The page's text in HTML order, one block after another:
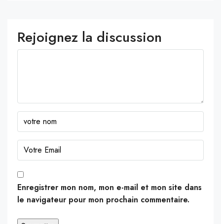
Rejoignez la discussion
Enregistrer mon nom, mon e-mail et mon site dans
le navigateur pour mon prochain commentaire.